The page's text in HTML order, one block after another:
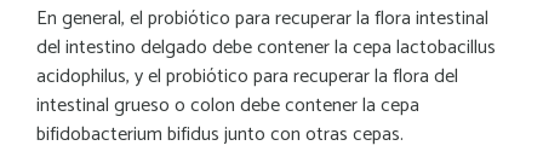
En general, el probiótico para recuperar la flora intestinal
del intestino delgado debe contener la cepa lactobacillus
acidophilus, y el probiótico para recuperar la flora del
intestinal grueso o colon debe contener la cepa
bifidobacterium bifidus junto con otras cepas.